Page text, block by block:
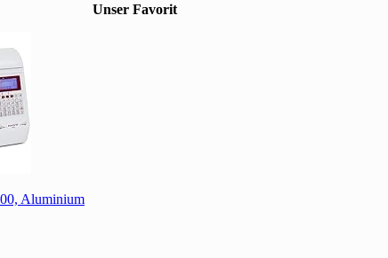
Unser Favorit
Aluminium